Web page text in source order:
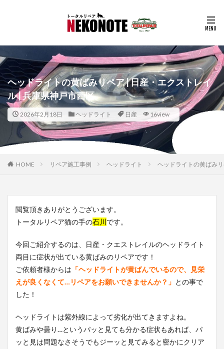
ヘッドライトの黄ばみリペア | 日産・エクストレイ
ル | 兵庫県神戸市西区
2026年2月18日 ヘッドライト 日産 16view
HOME リペア施工事例 ヘッドライト ヘッドライトの黄ばみ
閲覧頂きありがとうございます。
トータルリペア猫の手の石川です。
今回ご紹介するのは、日産・クエストレイルのヘッドライト
両目に症状が出ている黄ばみのリペアです！
ご依頼者様からは 「ヘッドライトが黄ばんでいるので、見栄
えが良くなくて…リペアをお願いできませんか？」 との事で
した！
ヘッドライトは紫外線によって劣化が出てきますよね。
黄ばみや曇り…というパッと見ても分かる症状もあれば、パ
ッと見は問題なさそうでもジーッと見てみると密かにクリア